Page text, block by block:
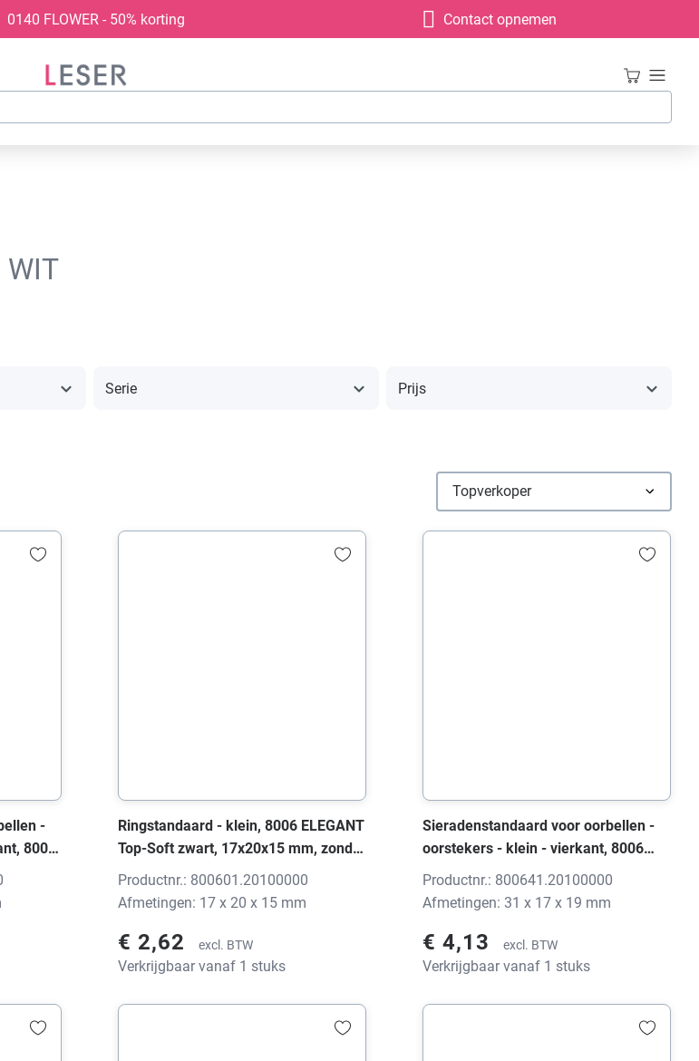
0140 FLOWER - 50% korting Contact opnemen
WIT
Serie Prijs
-
8006
Ringstandaard - klein, 8006 ELEGANT
Top-Soft zwart, 17x20x15 mm, zonder
print
Productnr.: 800601.20100000
Afmetingen: 17 x 20 x 15 mm
€ 2,62 excl. BTW
Verkrijgbaar vanaf 1 stuks
Sieradenstandaard voor oorbellen -
oorstekers - klein - vierkant, 8006
ELEGANT Top-Soft zwart, 31x17x19
mm, zonder print
Productnr.: 800641.20100000
Afmetingen: 31 x 17 x 19 mm
€ 4,13 excl. BTW
Verkrijgbaar vanaf 1 stuks